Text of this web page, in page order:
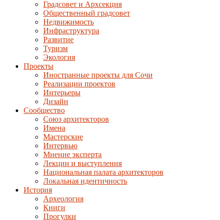
Градсовет и Архсекция
Общественный градсовет
Недвижимость
Инфраструктура
Развитие
Туризм
Экология
Проекты
Иностранные проекты для Сочи
Реализации проектов
Интерьеры
Дизайн
Сообщество
Союз архитекторов
Имена
Мастерские
Интервью
Мнение эксперта
Лекции и выступления
Национальная палата архитекторов
Локальная идентичность
История
Археология
Книги
Прогулки